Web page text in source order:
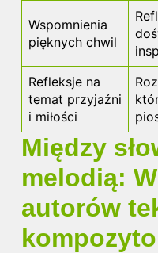
Wspomnienia
pięknych chwil
Refleksje na
temat przyjaźni
i miłości
Między
melodią:
autorów